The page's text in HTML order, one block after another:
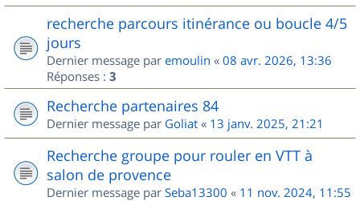
recherche parcours itinérance ou boucle 4/5
jours
Dernier message par emoulin « 08 avr. 2026, 13:36
Réponses : 3
Recherche partenaires 84
Dernier message par Goliat « 13 janv. 2025, 21:21
Recherche groupe pour rouler en VTT à
salon de provence
Dernier message par Seba13300 « 11 nov. 2024, 11:55